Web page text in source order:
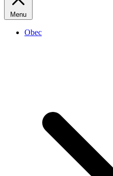
Menu
Obec